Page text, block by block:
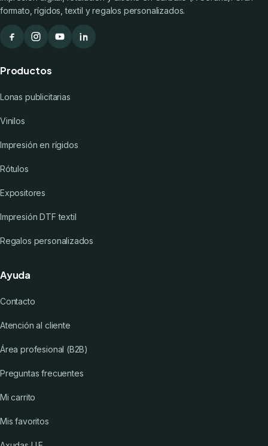
formato, rígidos, textil y regalos personalizados.
Productos
Lonas publicitarias
Vinilos
Impresión en rígidos
Rótulos
Expositores
Impresión DTF textil
Regalos personalizados
Ayuda
Contacto
Atención al cliente
Área profesional (B2B)
Preguntas frecuentes
Mi carrito
Mis favoritos